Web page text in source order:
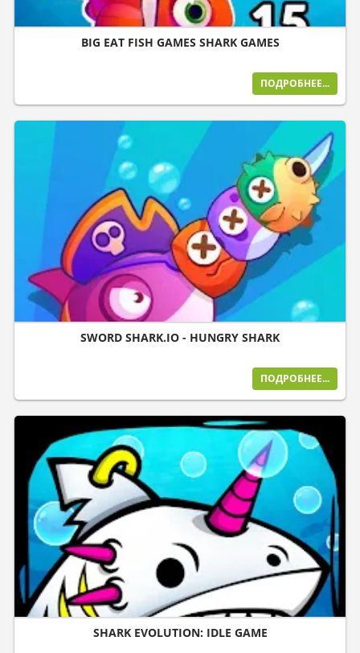
BIG EAT FISH GAMES SHARK GAMES
ПОДРОБНЕЕ...
SWORD SHARK.IO - HUNGRY SHARK
ПОДРОБНЕЕ...
SHARK EVOLUTION: IDLE GAME